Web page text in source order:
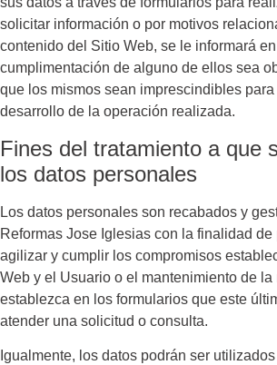
solicitar información o por motivos
contenido del Sitio Web, se le informará
cumplimentación de alguno de ellos sea
que los mismos sean imprescindibles
desarrollo de la operación realizada.
Fines del tratamiento a que
los datos personales
Los datos personales son recabados y
Reformas Jose Iglesias con la finalidad de
agilizar y cumplir los compromisos
Web y el Usuario o el mantenimiento de
establezca en los formularios que este
atender una solicitud o consulta.
Igualmente, los datos podrán ser